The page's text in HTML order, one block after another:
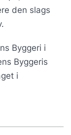
den slags
Byggeri i
Byggeris
i